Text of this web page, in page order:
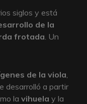
siglos y está
de la
frotada . Un
de la viola
desarrolló a partir
la vihuela y la